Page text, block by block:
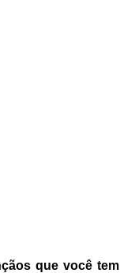
que você tem